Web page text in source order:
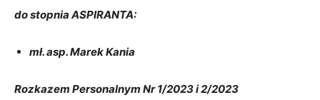
do stopnia ASPIRANTA:
mł. asp. Marek Kania
Rozkazem Personalnym Nr 1/2023 i 2/2023